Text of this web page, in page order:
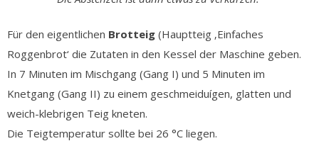
Für den eigentlichen Brotteig (Hauptteig ‚Einfaches
Roggenbrot‘ die Zutaten in den Kessel der Maschine geben.
In 7 Minuten im Mischgang (Gang I) und 5 Minuten im
Knetgang (Gang II) zu einem geschmeiduígen, glatten und
weich-klebrigen Teig kneten.
Die Teigtemperatur sollte bei 26 °C liegen.